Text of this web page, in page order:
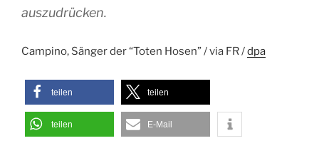
auszudrücken.
Campino, Sänger der “Toten Hosen” / via FR /dpa
teilen teilen
teilen E-Mail